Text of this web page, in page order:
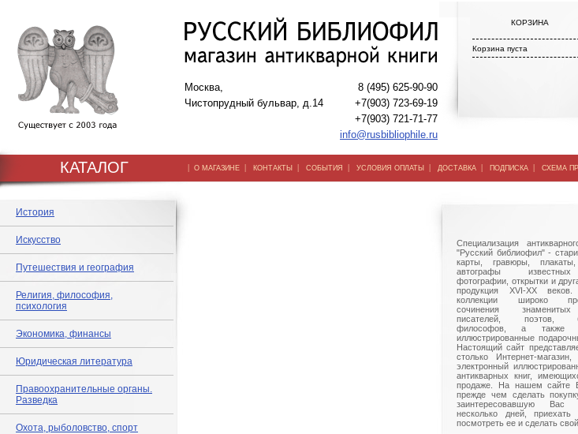
Москва,
Чистопрудный бульвар, д.14
8 (495) 625-90-90
+7(903) 723-69-19
+7(903) 721-71-77
info@rusbibliophile.ru
КОРЗИНА
Корзина пуста
КАТАЛОГ | О МАГАЗИНЕ | КОНТАКТЫ | СОБЫТИЯ | УСЛОВИЯ ОПЛАТЫ | ДОСТАВКА | ПОДПИСКА | СХЕМА
История
Искусство
Путешествия и география
Религия, философия,
психология
Экономика, финансы
Юридическая литература
Правоохранительные органы.
Разведка
Охота, рыболовство, спорт
Специализация
"Русский библиофил" -
карты, гравюры, плакаты,
автографы
фотографии, открытки и
продукция XVI-XX
коллекции широко
сочинения
писателей, поэтов,
философов, а также
иллюстрированные
Настоящий сайт
столько Интернет-
электронный
антикварных книг,
продаже. На нашем сайте
прежде чем сделать
заинтересовавшую
несколько дней, приехать
посмотреть ее и сделать